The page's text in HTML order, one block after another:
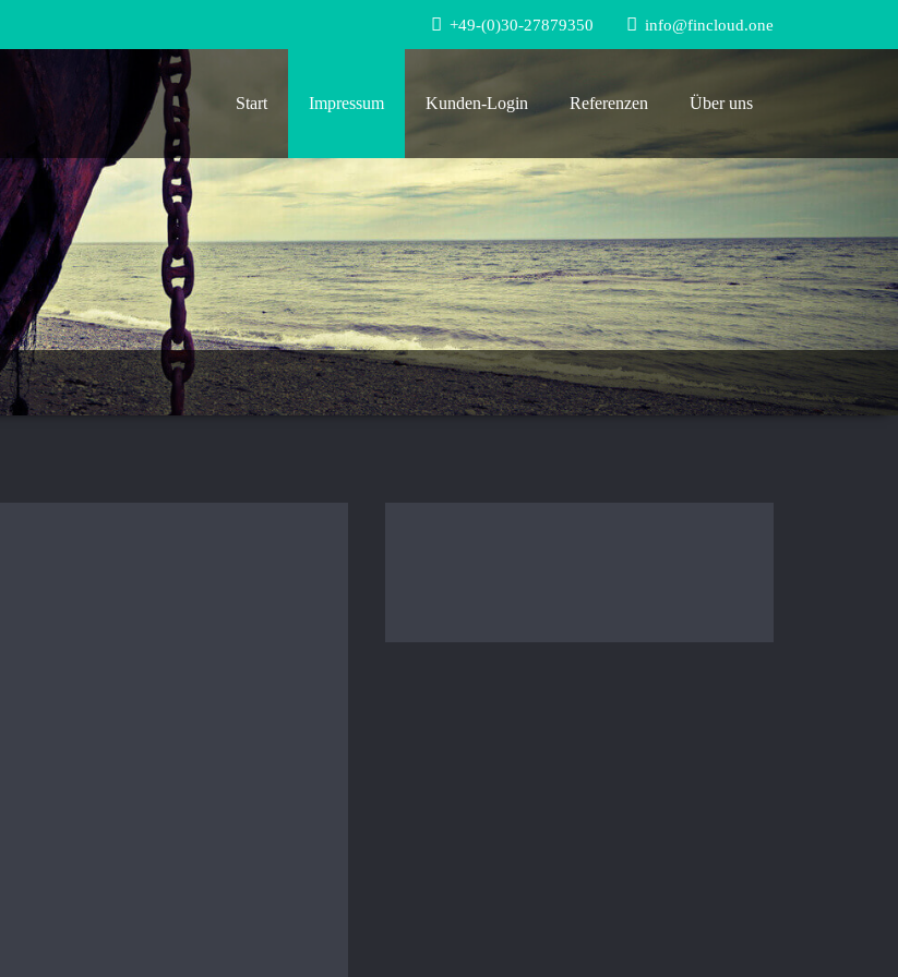
+49-(0)30-27879350 info@fincloud.one
Start Impressum Kunden-Login Referenzen Über uns